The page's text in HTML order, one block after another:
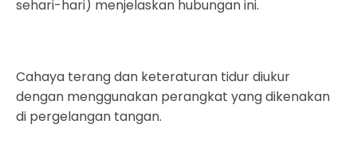
sehari-hari) menjelaskan hubungan ini.
Cahaya terang dan keteraturan tidur diukur
dengan menggunakan perangkat yang dikenakan
di pergelangan tangan.